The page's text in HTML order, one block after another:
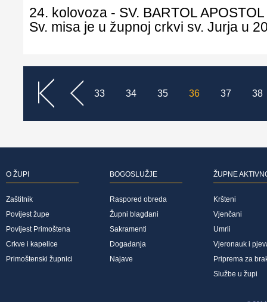
24. kolovoza - SV. BARTOL APOSTOL
Sv. misa je u župnoj crkvi sv. Jurja u
33 34 35 36 37 38
O ŽUPI
Zaštitnik
Povijest župe
Povijest Primoštena
Crkve i kapelice
Primoštenski župnici
BOGOSLUŽJE
Raspored obreda
Župni blagdani
Sakramenti
Događanja
Najave
ŽUPNE
Kršteni
Vjenčani
Umrli
Vjeronauk i
Priprema za
Službe u župi